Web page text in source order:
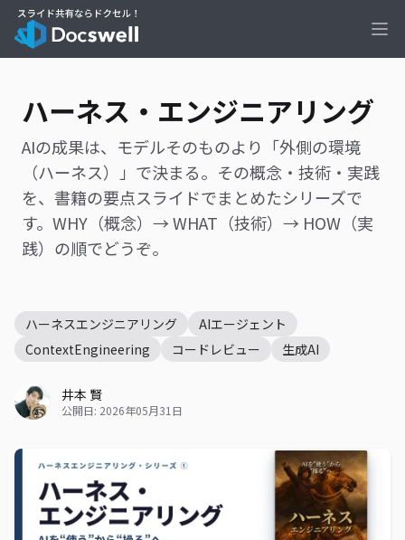
ハーネス・エンジニアリング
AIの成果は、モデルそのものより「外側の環境
（ハーネス）」で決まる。その概念・技術・実践
を、書籍の要点スライドでまとめたシリーズで
す。WHY（概念）→ WHAT（技術）→ HOW（実
践）の順でどうぞ。
ハーネスエンジニアリング
AIエージェント
ContextEngineering
コードレビュー 生成AI
井本 賢
公開日: 2026年05月31日